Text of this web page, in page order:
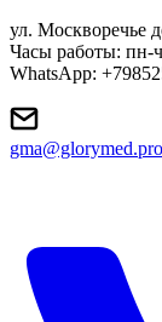
ул. Москворечье
Часы работы: пн-
WhatsApp:
gma@glorymed.pro